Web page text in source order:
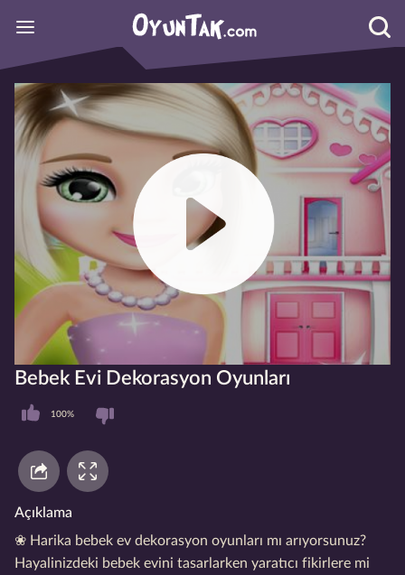
Bebek Evi Dekorasyon Oyunları
100%
Açıklama
❀ Harika bebek ev dekorasyon oyunları mı arıyorsunuz?
Hayalinizdeki bebek evini tasarlarken yaratıcı fikirlere mi